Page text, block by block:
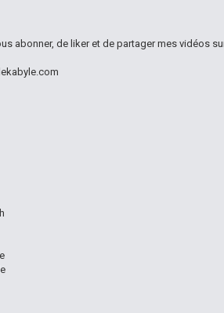
abonner, de liker et de partager mes vidéos